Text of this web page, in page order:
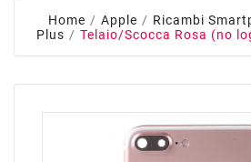
Home Apple Ricambi
Plus
Telaio/Scocca Rosa (no